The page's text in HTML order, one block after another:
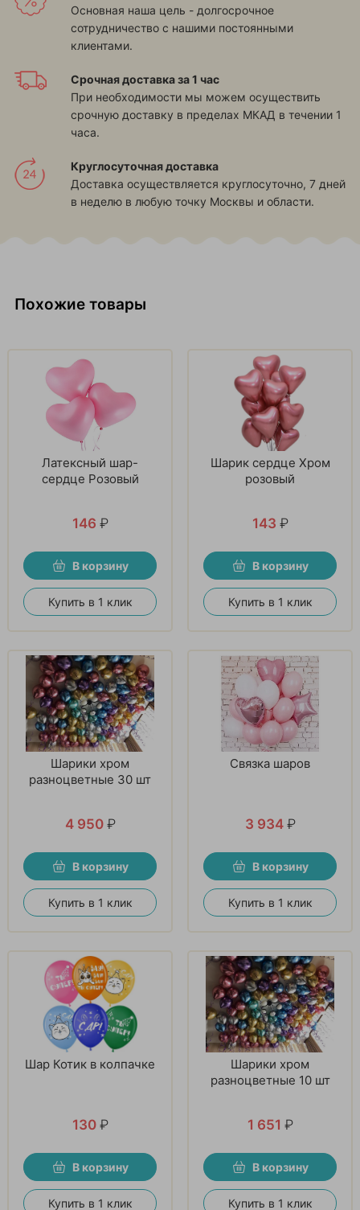
Основная наша цель - долгосрочное
сотрудничество с нашими постоянными
клиентами.
Срочная доставка за 1 час
При необходимости мы можем осуществить
срочную доставку в пределах МКАД в течении 1
часа.
Круглосуточная доставка
Доставка осуществляется круглосуточно, 7 дней
в неделю в любую точку Москвы и области.
Похожие товары
Латексный шар-
сердце Розовый
146 ₽
В корзину
Купить в 1 клик
Шарик сердце Хром
розовый
143 ₽
В корзину
Купить в 1 клик
Шарики хром
разноцветные 30 шт
4 950 ₽
В корзину
Купить в 1 клик
Связка шаров
3 934 ₽
В корзину
Купить в 1 клик
Шар Котик в колпачке
130 ₽
В корзину
Купить в 1 клик
Шарики хром
разноцветные 10 шт
1 651 ₽
В корзину
Купить в 1 клик